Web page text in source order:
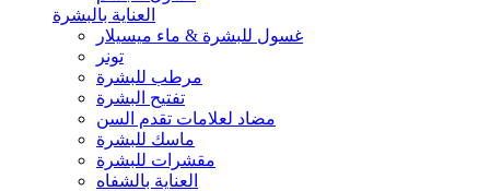
العناية بالبشرة
غسول للبشرة & ماء ميسيلار
تونر
مرطب للبشرة
تفتيح البشرة
مضاد لعلامات تقدم السن
ماسك للبشرة
مقشرات للبشرة
العناية بالشفاه